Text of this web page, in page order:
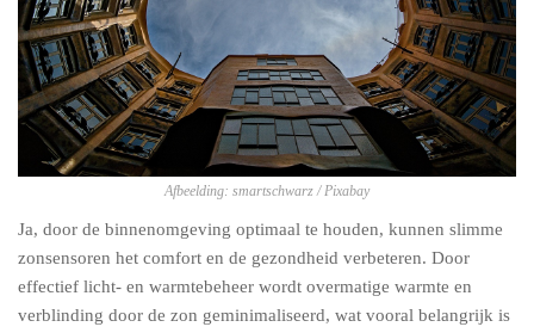
Afbeelding: smartschwarz / Pixabay
Ja, door de binnenomgeving optimaal te houden, kunnen slimme
zonsensoren het comfort en de gezondheid verbeteren. Door
effectief licht- en warmtebeheer wordt overmatige warmte en
verblinding door de zon geminimaliseerd, wat vooral belangrijk is